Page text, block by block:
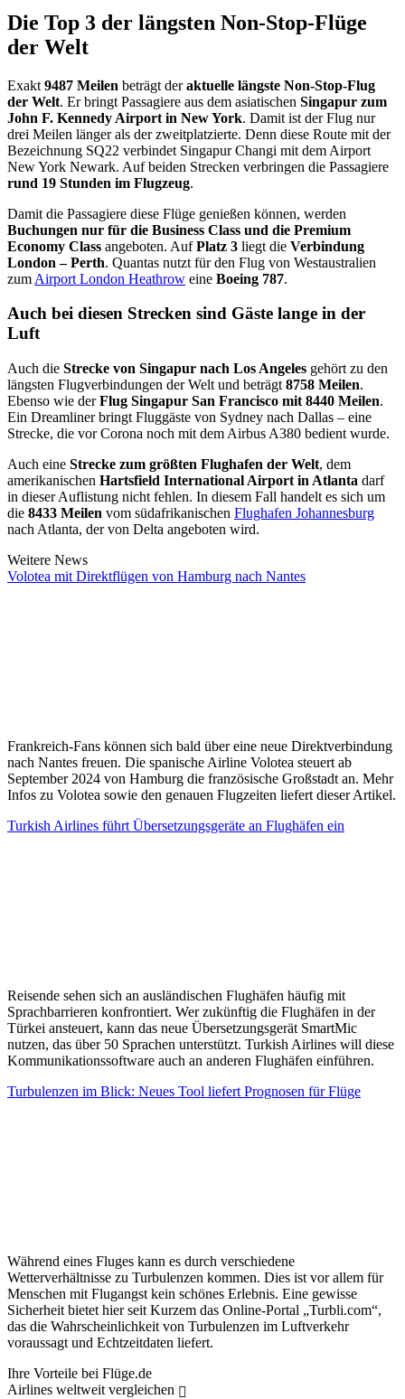
Die Top 3 der längsten Non-Stop-Flüge
der Welt
Exakt 9487 Meilen beträgt deraktuelle längste Non-Stop-Flug
der Welt. Er bringt Passagiere aus dem asiatischen Singapur zum
John F. Kennedy Airport in New York. Damit ist der Flug nur
drei Meilen länger als der zweitplatzierte. Denn diese Route mit der
Bezeichnung SQ22 verbindet Singapur Changi mit dem Airport
New York Newark. Auf beiden Strecken verbringen die Passagiere
rund 19 Stunden im Flugzeug.
Damit die Passagiere diese Flüge genießen können, werden
Buchungen nur für die Business Class und die Premium
Economy Class angeboten. AufPlatz 3 liegt die Verbindung
London – Perth. Quantas nutzt für den Flug von Westaustralien
zum Airport London Heathrow eine Boeing 787.
Auch bei diesen Strecken sind Gäste lange in der
Luft
Auch die Strecke von Singapur nach Los Angeles gehört zu den
längsten Flugverbindungen der Welt und beträgt 8758 Meilen.
Ebenso wie derFlug Singapur San Francisco mit 8440 Meilen.
Ein Dreamliner bringt Fluggäste von Sydney nach Dallas – eine
Strecke, die vor Corona noch mit dem Airbus A380 bedient wurde.
Auch eine Strecke zum größten Flughafen der Welt, dem
amerikanischen Hartsfield International Airport in Atlanta darf
in dieser Auflistung nicht fehlen. In diesem Fall handelt es sich um
die 8433 Meilen vom südafrikanischen Flughafen Johannesburg
nach Atlanta, der von Delta angeboten wird.
Weitere News
Volotea mit Direktflügen von Hamburg nach Nantes
Frankreich-Fans können sich bald über eine neue Direktverbindung
nach Nantes freuen. Die spanische Airline Volotea steuert ab
September 2024 von Hamburg die französische Großstadt an. Mehr
Infos zu Volotea sowie den genauen Flugzeiten liefert dieser Artikel.
Turkish Airlines führt Übersetzungsgeräte an Flughäfen ein
Reisende sehen sich an ausländischen Flughäfen häufig mit
Sprachbarrieren konfrontiert. Wer zukünftig die Flughäfen in der
Türkei ansteuert, kann das neue Übersetzungsgerät SmartMic
nutzen, das über 50 Sprachen unterstützt. Turkish Airlines will diese
Kommunikationssoftware auch an anderen Flughäfen einführen.
Turbulenzen im Blick: Neues Tool liefert Prognosen für Flüge
Während eines Fluges kann es durch verschiedene
Wetterverhältnisse zu Turbulenzen kommen. Dies ist vor allem für
Menschen mit Flugangst kein schönes Erlebnis. Eine gewisse
Sicherheit bietet hier seit Kurzem das Online-Portal „Turbli.com“,
das die Wahrscheinlichkeit von Turbulenzen im Luftverkehr
voraussagt und Echtzeitdaten liefert.
Ihre Vorteile bei Flüge.de
Airlines weltweit vergleichen